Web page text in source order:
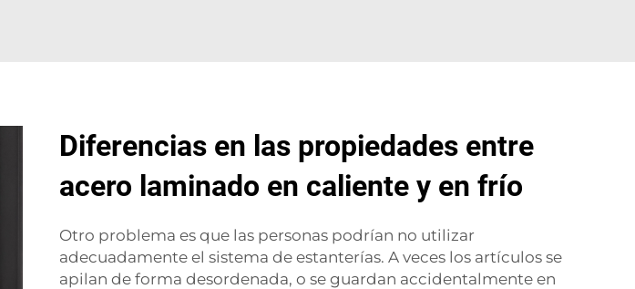
Diferencias en las propiedades entre
acero laminado en caliente y en frío
Otro problema es que las personas podrían no utilizar
adecuadamente el sistema de estanterías. A veces los artículos se
apilan de forma desordenada, o se guardan accidentalmente en